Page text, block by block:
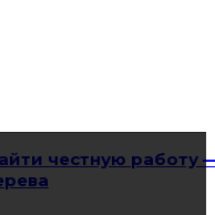
честную работу